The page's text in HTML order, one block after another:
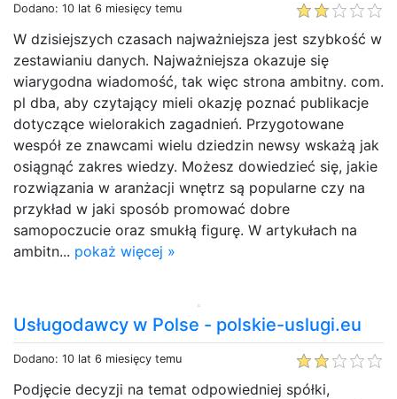
Dodano: 10 lat 6 miesięcy temu
W dzisiejszych czasach najważniejsza jest szybkość w
zestawianiu danych. Najważniejsza okazuje się
wiarygodna wiadomość, tak więc strona ambitny. com.
pl dba, aby czytający mieli okazję poznać publikacje
dotyczące wielorakich zagadnień. Przygotowane
wespół ze znawcami wielu dziedzin newsy wskażą jak
osiągnąć zakres wiedzy. Możesz dowiedzieć się, jakie
rozwiązania w aranżacji wnętrz są popularne czy na
przykład w jaki sposób promować dobre
samopoczucie oraz smukłą figurę. W artykułach na
ambitn... pokaż więcej »
Usługodawcy w Polse - polskie-uslugi.eu
Dodano: 10 lat 6 miesięcy temu
Podjęcie decyzji na temat odpowiedniej spółki,